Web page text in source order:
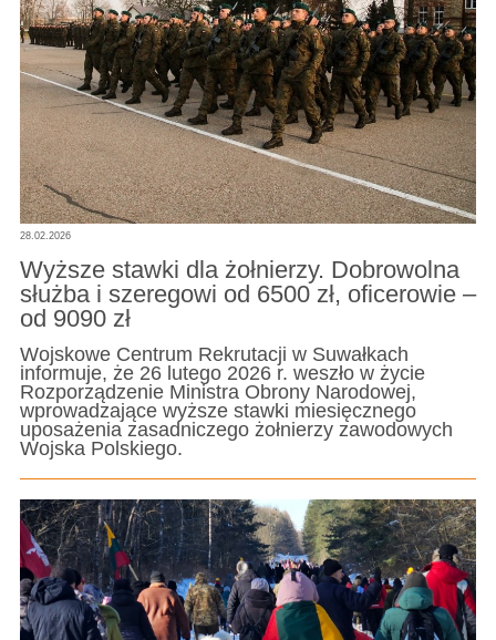
28.02.2026
Wyższe stawki dla żołnierzy. Dobrowolna
służba i szeregowi od 6500 zł, oficerowie –
od 9090 zł
Wojskowe Centrum Rekrutacji w Suwałkach
informuje, że 26 lutego 2026 r. weszło w życie
Rozporządzenie Ministra Obrony Narodowej,
wprowadzające wyższe stawki miesięcznego
uposażenia zasadniczego żołnierzy zawodowych
Wojska Polskiego.